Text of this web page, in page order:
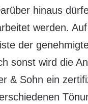
hinaus
werden.
der
sonst wird die
& Sohn ein